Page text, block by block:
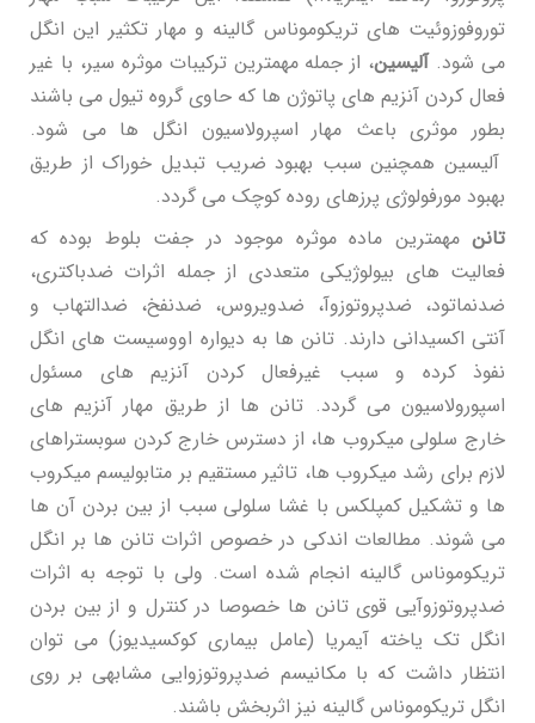
توروفوزوئیت های تریکوموناس گالینه و مهار تکثیر این انگل
می شود.آلیسین، از جمله مهمترین ترکیبات موثره سیر، با غیر
فعال کردن آنزیم های پاتوژن ها که حاوی گروه تیول می باشند
بطور موثری باعث مهار اسپرولاسیون انگل ها می شود.
آلیسین همچنین سبب بهبود ضریب تبدیل خوراک از طریق
بهبود مورفولوژی پرزهای روده کوچک می گردد.
تاننمهمترین ماده موثره موجود در جفت بلوط بوده که
فعالیت های بیولوژیکی متعددی از جمله اثرات ضدباکتری،
ضدنماتود، ضدپروتوزوآ، ضدویروس، ضدنفخ، ضدالتهاب و
آنتی اکسیدانی دارند. تانن ها به دیواره اووسیست های انگل
نفوذ کرده و سبب غیرفعال کردن آنزیم های مسئول
اسپورولاسیون می گردد. تانن ها از طریق مهار آنزیم های
خارج سلولی میکروب ها، از دسترس خارج کردن سوبستراهای
لازم برای رشد میکروب ها، تاثیر مستقیم بر متابولیسم میکروب
ها و تشکیل کمپلکس با غشا سلولی سبب از بین بردن آن ها
می شوند. مطالعات اندکی در خصوص اثرات تانن ها بر انگل
تریکوموناس گالینه انجام شده است. ولی با توجه به اثرات
ضدپروتوزوآیی قوی تانن ها خصوصا در کنترل و از بین بردن
انگل تک یاخته آیمریا (عامل بیماری کوکسیدیوز) می توان
انتظار داشت که با مکانیسم ضدپروتوزوایی مشابهی بر روی
انگل تریکوموناس گالینه نیز اثربخش باشند.